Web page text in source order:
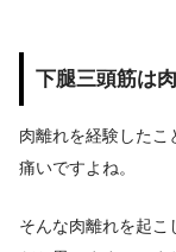
下腿三頭筋は
肉離れを経験したこ
痛いですよね。
そんな肉離れを起